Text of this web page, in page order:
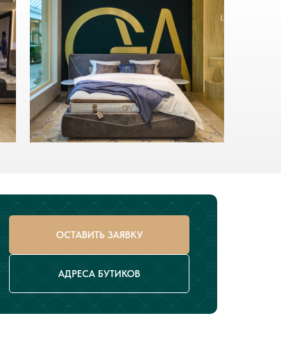
ОСТАВИТЬ ЗАЯВКУ
АДРЕСА БУТИКОВ